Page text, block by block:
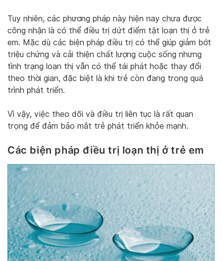
Tuy nhiên, các phương pháp này hiện nay chưa được
công nhận là có thể điều trị dứt điểm tật loạn thị ở trẻ
em. Mặc dù các biện pháp điều trị có thể giúp giảm bớt
triệu chứng và cải thiện chất lượng cuộc sống nhưng
tình trạng loạn thị vẫn có thể tái phát hoặc thay đổi
theo thời gian, đặc biệt là khi trẻ còn đang trong quá
trình phát triển.
Vì vậy, việc theo dõi và điều trị liên tục là rất quan
trọng để đảm bảo mắt trẻ phát triển khỏe mạnh.
Các biện pháp điều trị loạn thị ở trẻ em